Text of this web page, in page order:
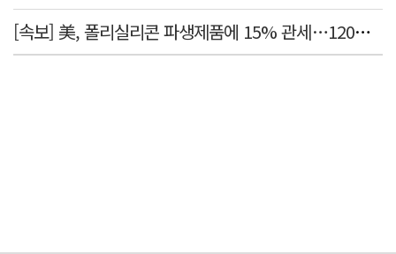
[속보] 美, 폴리실리콘 파생제품에 15% 관세…120일 뒤 발효